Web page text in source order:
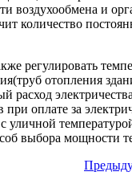
и
количество
регулировать
отопления
расход
оплате за
уличной
выбора мощности